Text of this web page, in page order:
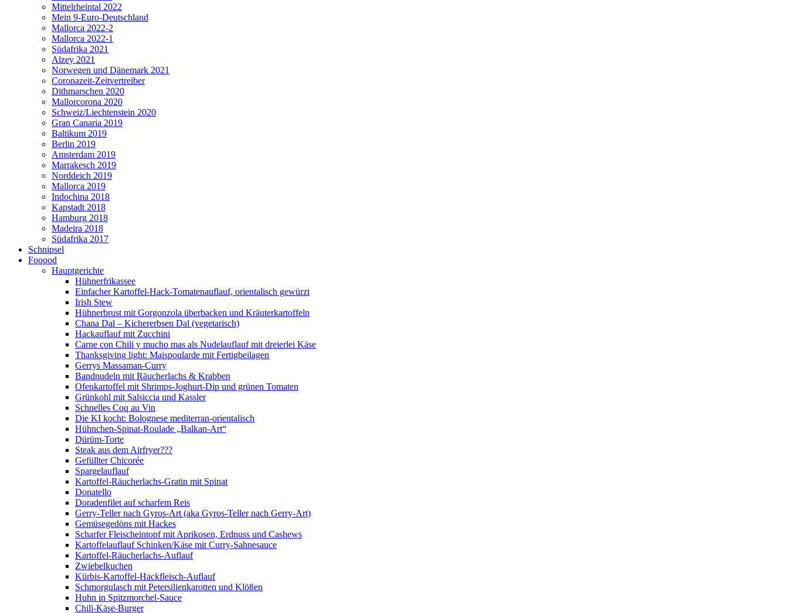
Mittelrheintal 2022
Mein 9-Euro-Deutschland
Mallorca 2022-2
Mallorca 2022-1
Südafrika 2021
Alzey 2021
Norwegen und Dänemark 2021
Coronazeit-Zeitvertreiber
Dithmarschen 2020
Mallorcorona 2020
Schweiz/Liechtenstein 2020
Gran Canaria 2019
Baltikum 2019
Berlin 2019
Amsterdam 2019
Marrakesch 2019
Norddeich 2019
Mallorca 2019
Indochina 2018
Kapstadt 2018
Hamburg 2018
Madeira 2018
Südafrika 2017
Schnipsel
Fooood
Hauptgerichte
Hühnerfrikassee
Einfacher Kartoffel-Hack-Tomatenauflauf, orientalisch gewürzt
Irish Stew
Hühnerbrust mit Gorgonzola überbacken und Kräuterkartoffeln
Chana Dal – Kichererbsen Dal (vegetarisch)
Hackauflauf mit Zucchini
Carne con Chili y mucho mas als Nudelauflauf mit dreierlei Käse
Thanksgiving light: Maispoularde mit Fertigbeilagen
Gerrys Massaman-Curry
Bandnudeln mit Räucherlachs & Krabben
Ofenkartoffel mit Shrimps-Joghurt-Dip und grünen Tomaten
Grünkohl mit Salsiccia und Kassler
Schnelles Coq au Vin
Die KI kocht: Bolognese mediterran-orientalisch
Hühnchen-Spinat-Roulade „Balkan-Art“
Dürüm-Torte
Steak aus dem Airfryer???
Gefüllter Chicorée
Spargelauflauf
Kartoffel-Räucherlachs-Gratin mit Spinat
Donatello
Doradenfilet auf scharfem Reis
Gerry-Teller nach Gyros-Art (aka Gyros-Teller nach Gerry-Art)
Gemüsegedöns mit Hackes
Scharfer Fleischeintopf mit Aprikosen, Erdnuss und Cashews
Kartoffelauflauf Schinken/Käse mit Curry-Sahnesauce
Kartoffel-Räucherlachs-Auflauf
Zwiebelkuchen
Kürbis-Kartoffel-Hackfleisch-Auflauf
Schmorgulasch mit Petersilienkarotten und Klößen
Huhn in Spitzmorchel-Sauce
Chili-Käse-Burger